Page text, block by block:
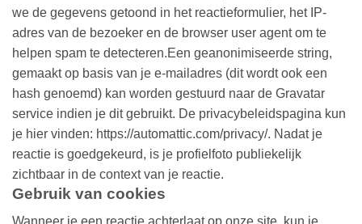
we de gegevens getoond in het reactieformulier, het IP-
adres van de bezoeker en de browser user agent om te
helpen spam te detecteren.Een geanonimiseerde string,
gemaakt op basis van je e-mailadres (dit wordt ook een
hash genoemd) kan worden gestuurd naar de Gravatar
service indien je dit gebruikt. De privacybeleidspagina kun
je hier vinden: https://automattic.com/privacy/. Nadat je
reactie is goedgekeurd, is je profielfoto publiekelijk
zichtbaar in de context van je reactie.
Gebruik van cookies